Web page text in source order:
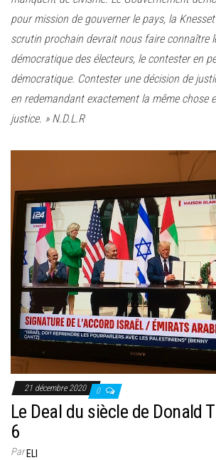
pour mission de gouverner le pays, la
scrutin prochain devrait nous faire connaître
démocratique des électeurs, le contester en
démocratique. Contester une décision de
en redemandant exactement la même chose
justice. » N.D.L.R
21 décembre 2020 0
Le Deal du siècle de Donald
6
ParELI